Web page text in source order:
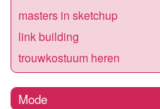
masters in sketchup
link building
trouwkostuum heren
Mode